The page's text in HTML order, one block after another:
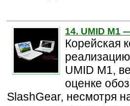
14. UMID M1
Корейская
UMID M1,
оценке
SlashGear, несмотря